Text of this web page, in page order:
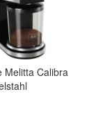
Melitta Calibra